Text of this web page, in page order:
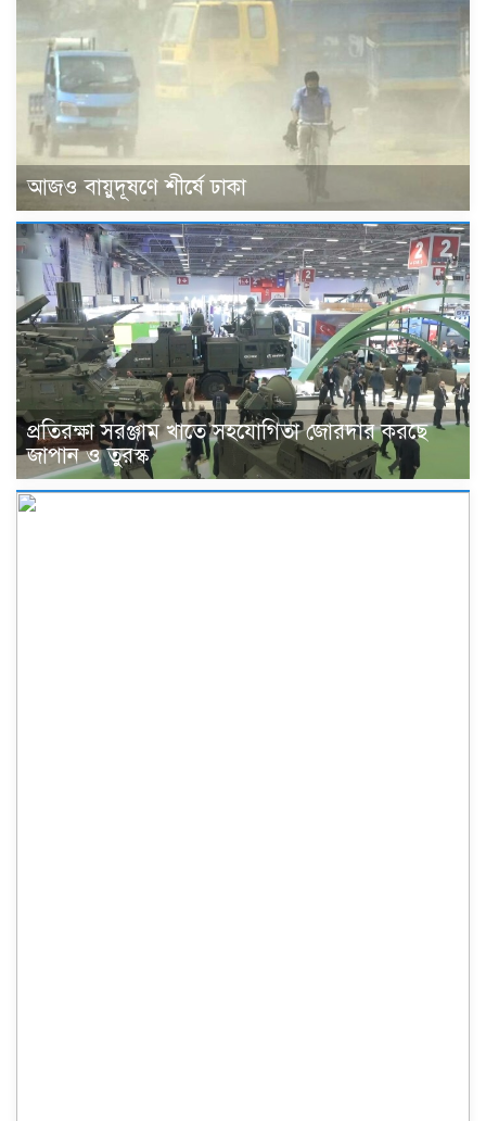
আজও বায়ুদূষণে শীর্ষে ঢাকা
প্রতিরক্ষা সরঞ্জাম খাতে সহযোগিতা জোরদার করছে
জাপান ও তুরস্ক